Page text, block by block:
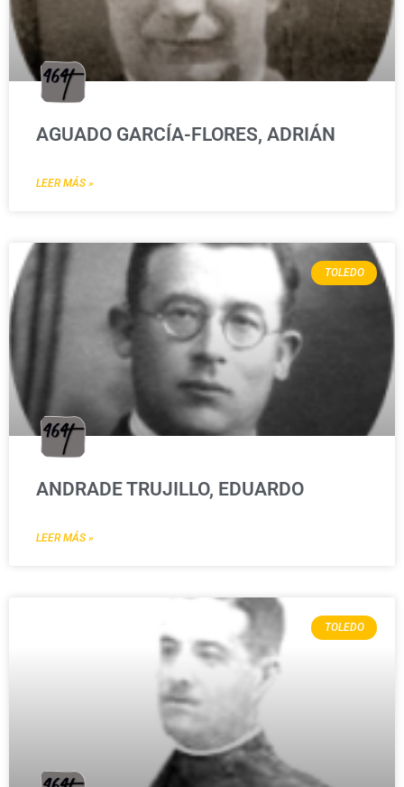
AGUADO GARCÍA-FLORES, ADRIÁN
LEER MÁS »
TOLEDO
ANDRADE TRUJILLO, EDUARDO
LEER MÁS »
TOLEDO